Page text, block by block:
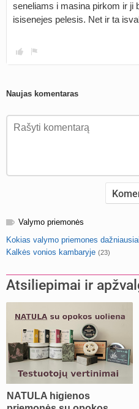
seneliams i masina pirkom ir ji
isisenejes pelesis. Net ir ta
Naujas komentaras
Valymo priemonės
Kokias valymo priemones
Kalkės vonios kambaryje (23)
Atsiliepimai ir
NATULA higienos